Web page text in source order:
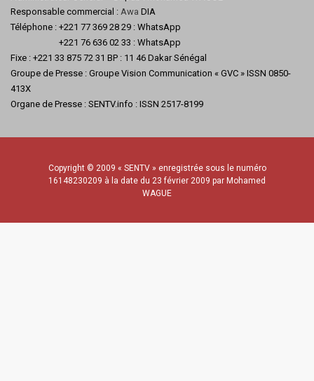
Responsable commercial : Awa DIA
Téléphone : +221 77 369 28 29 : WhatsApp
+221 76 636 02 33 : WhatsApp
Fixe : +221 33 875 72 31 BP : 11 46 Dakar Sénégal
Groupe de Presse : Groupe Vision Communication « GVC » ISSN 0850-
413X
Organe de Presse : SENTV.info : ISSN 2517-8199
Copyright © 2009 « SENTV » enregistrée sous le numéro
16148230209 à la date du 23 février 2009 par Mohamed
WAGUE